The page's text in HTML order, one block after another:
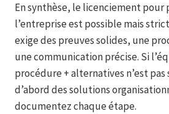
En synthèse, le licenciement
l’entreprise est possible mais
exige des preuves solides, une
une communication précise. Si
procédure + alternatives n’est
d’abord des solutions
documentez chaque étape.